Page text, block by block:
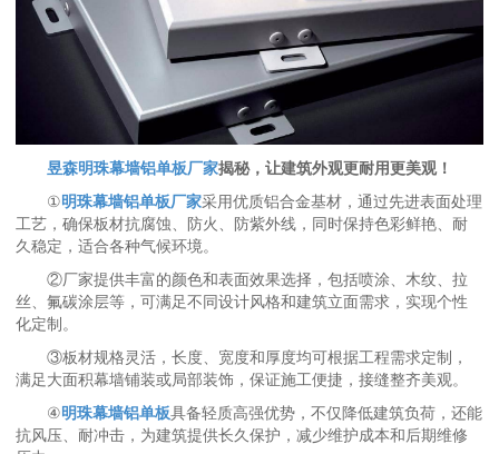
昱森明珠幕墙铝单板厂家揭秘，让建筑外观更耐用更美观！
①明珠幕墙铝单板厂家采用优质铝合金基材，通过先进表面处理
工艺，确保板材抗腐蚀、防火、防紫外线，同时保持色彩鲜艳、耐
久稳定，适合各种气候环境。
②厂家提供丰富的颜色和表面效果选择，包括喷涂、木纹、拉
丝、氟碳涂层等，可满足不同设计风格和建筑立面需求，实现个性
化定制。
③板材规格灵活，长度、宽度和厚度均可根据工程需求定制，
满足大面积幕墙铺装或局部装饰，保证施工便捷，接缝整齐美观。
④明珠幕墙铝单板具备轻质高强优势，不仅降低建筑负荷，还能
抗风压、耐冲击，为建筑提供长久保护，减少维护成本和后期维修